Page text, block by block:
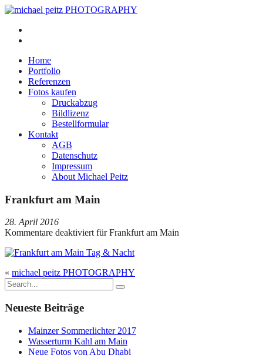
Home
Portfolio
Referenzen
Fotos kaufen
Druckabzug
Bildlizenz
Bestellformular
Kontakt
AGB
Datenschutz
Impressum
About Michael Peitz
Frankfurt am Main
28. April 2016
Kommentare deaktiviertfür Frankfurt am Main
« michael peitz PHOTOGRAPHY
Neueste Beiträge
Mainzer Sommerlichter 2017
Wasserturm Kahl am Main
Neue Fotos von Abu Dhabi